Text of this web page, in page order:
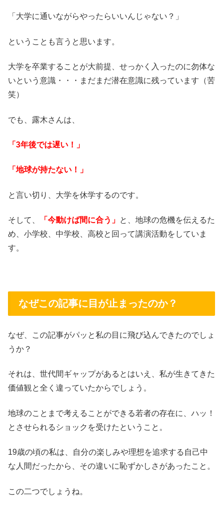
「大学に通いながらやったらいいんじゃない？」
ということも言うと思います。
大学を卒業することが大前提、せっかく入ったのに勿体な
いという意識・・・まだまだ潜在意識に残っています（苦
笑）
でも、露木さんは、
「 3年後では遅い！」
「地球が持たない！」
と言い切り、大学を休学するのです。
そして、 「今動けば間に合う」 と、地球の危機を伝えるた
め、小学校、中学校、高校と回って講演活動をしていま
す。
なぜこの記事に目が止まったのか？
なぜ、この記事がパッと私の目に飛び込んできたのでしょ
うか？
それは、世代間ギャップがあるとはいえ、私が生きてきた
価値観と全く違っていたからでしょう。
地球のことまで考えることができる若者の存在に、ハッ！
とさせられるショックを受けたということ。
19歳の頃の私は、自分の楽しみや理想を追求する自己中
な人間だったから、その違いに恥ずかしさがあったこと。
この二つでしょうね。